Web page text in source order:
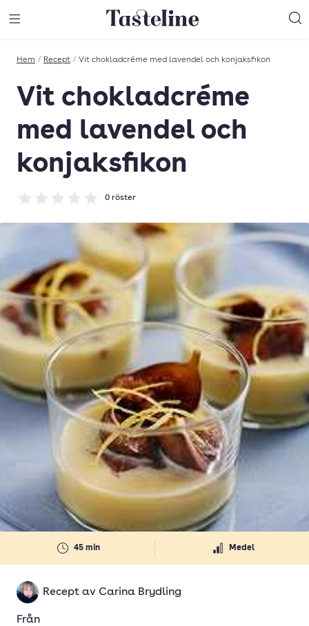
Till Tastelines startsida
Hem / Recept / Vit chokladcréme med lavendel och konjaksfikon
Vit chokladcréme
med lavendel och
konjaksfikon
Betyg: 0 av 5
0 röster
45 min Medel
Recept av Carina Brydling
Från